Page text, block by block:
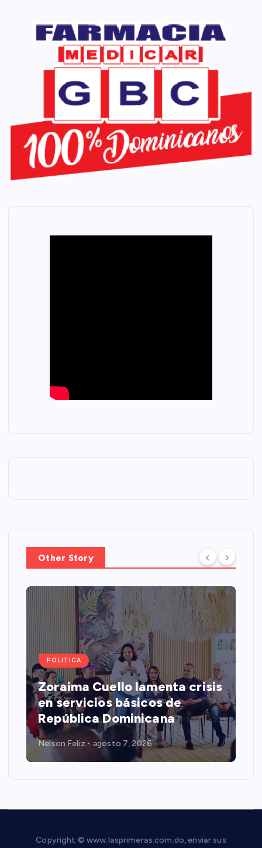
Other Story
POLITICA
Zoraima Cuello lamenta crisis
en servicios básicos de
República Dominicana
Nelson Feliz agosto 7, 2026
Copyright © www.lasprimeras.com.do, enviar sus